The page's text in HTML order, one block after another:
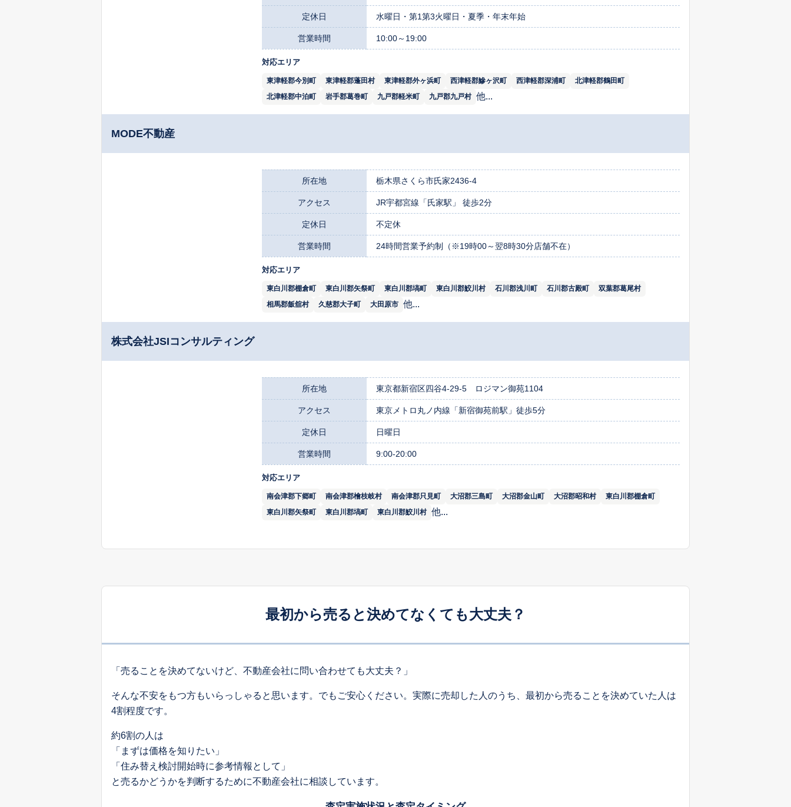
定休日 水曜日・第1第3火曜日・夏季・年末年始
営業時間 10:00～19:00
対応エリア
東津軽郡今別町 東津軽郡蓬田村 東津軽郡外ヶ浜町 西津軽郡鰺ヶ沢町 西津軽郡深浦町
北津軽郡鶴田町
北津軽郡中泊町
岩手郡葛巻町 九戸郡軽米町 九戸郡九戸村 他...
MODE不動産
所在地 栃木県さくら市氏家2436-4
アクセス JR宇都宮線「氏家駅」 徒歩2分
定休日 不定休
営業時間 24時間営業予約制（※19時00～翌8時30分店舗不在）
対応エリア
東白川郡棚倉町 東白川郡矢祭町 東白川郡塙町 東白川郡鮫川村 石川郡浅川町 石川郡古殿町
双葉郡葛尾村
相馬郡飯舘村
久慈郡大子町 大田原市 他...
株式会社JSIコンサルティング
所在地 東京都新宿区四谷4-29-5 ロジマン御苑1104
アクセス 東京メトロ丸ノ内線「新宿御苑前駅」徒歩5分
定休日 日曜日
営業時間 9:00-20:00
対応エリア
南会津郡下郷町 南会津郡檜枝岐村 南会津郡只見町 大沼郡三島町 大沼郡金山町 大沼郡昭和村
東白川郡棚倉町
東白川郡矢祭町
東白川郡塙町 東白川郡鮫川村 他...
最初から売ると決めてなくても大丈夫？
「売ることを決めてないけど、不動産会社に問い合わせても大丈夫？」
そんな不安をもつ方もいらっしゃると思います。でもご安心ください。実際に売却した人のうち、最初から売ることを決めていた人は
4割程度です。
約6割の人は
「まずは価格を知りたい」
「住み替え検討開始時に参考情報として」
と売るかどうかを判断するために不動産会社に相談しています。